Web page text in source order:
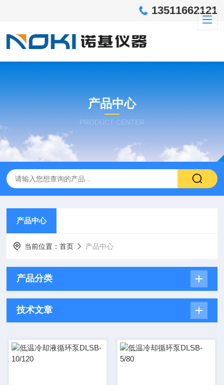
13511662121
产品中心
PRODUCT CENTER
产品中心
当前位置：首页 产品中心
产品分类
技术文章